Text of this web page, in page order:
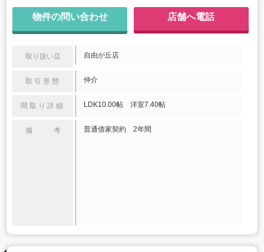
物件の問い合わせ 店舗へ電話
取り扱い店 自由が丘店
取引形態 仲介
間取り詳細 LDK10.00帖 洋室7.40帖
備 考 普通借家契約 2年間